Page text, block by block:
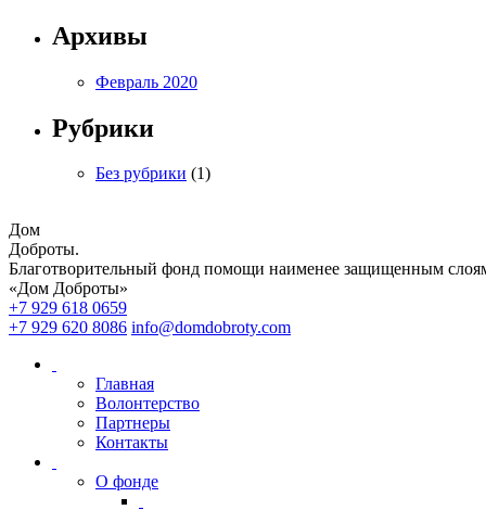
Архивы
Февраль 2020
Рубрики
Без рубрики (1)
Дом
Доброты.
Благотворительный фонд помощи наименее защищенным
«Дом Доброты»
+7 929 618 0659
+7 929 620 8086 info@domdobroty.com
Главная
Волонтерство
Партнеры
Контакты
О фонде